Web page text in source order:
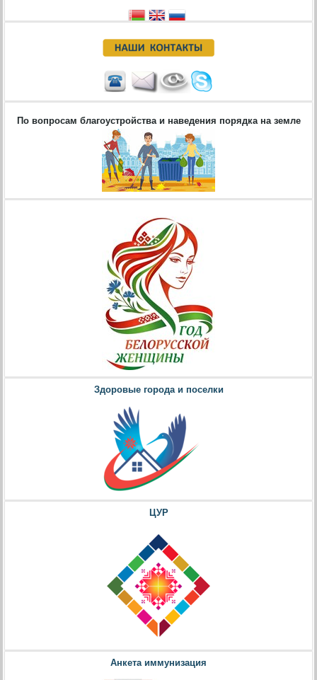
По вопросам благоустройства и наведения порядка на земле
Здоровые города и поселки
ЦУР
Анкета иммунизация